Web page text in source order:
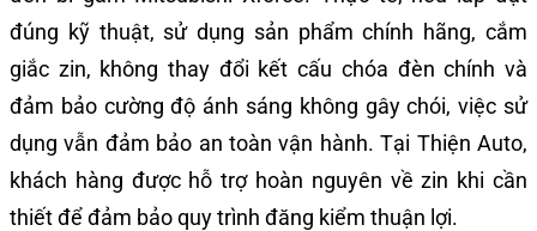
đúng kỹ thuật, sử dụng sản phẩm chính hãng, cắm
giắc zin, không thay đổi kết cấu chóa đèn chính và
đảm bảo cường độ ánh sáng không gây chói, việc sử
dụng vẫn đảm bảo an toàn vận hành. Tại Thiện Auto,
khách hàng được hỗ trợ hoàn nguyên về zin khi cần
thiết để đảm bảo quy trình đăng kiểm thuận lợi.